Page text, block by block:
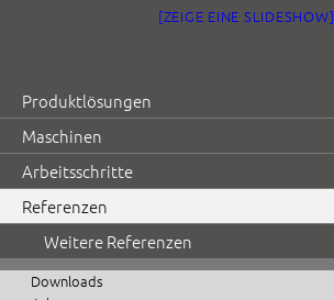
[ZEIGE EINE SLIDESHOW]
Produktlösungen
Maschinen
Arbeitsschritte
Referenzen
Weitere Referenzen
Downloads